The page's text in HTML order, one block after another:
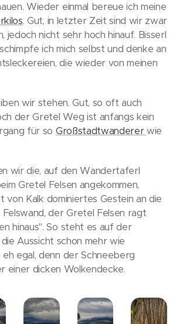
Wieder einmal bereue ich meine
. Gut, in letzter Zeit sind wir zwar
jedoch nicht sehr hoch hinauf. Bisserl
ich mich selbst und denke an
die wieder von meinen
wir stehen. Gut, so oft auch
der Gretel Weg ist anfangs kein
für so Großstadtwandererwie
wir die, auf den Wandertaferl
Gretel Felsen angekommen,
Kalk dominiertes Gestein an die
der Gretel Felsen ragt
hinaus". So steht es auf der
Aussicht schon mehr wie
egal, denn der Schneeberg
einer dicken Wolkendecke.